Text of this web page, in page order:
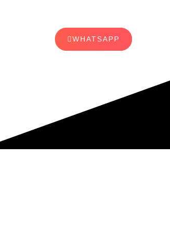
WHATSAPP